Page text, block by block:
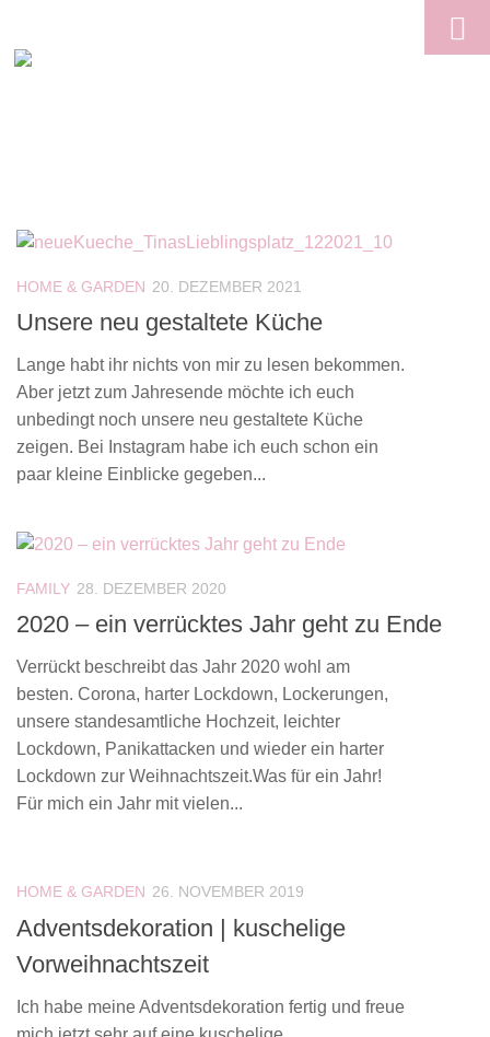
HOME & GARDEN 20. DEZEMBER 2021
Unsere neu gestaltete Küche
Lange habt ihr nichts von mir zu lesen bekommen.
Aber jetzt zum Jahresende möchte ich euch
unbedingt noch unsere neu gestaltete Küche
zeigen. Bei Instagram habe ich euch schon ein
paar kleine Einblicke gegeben...
FAMILY 28. DEZEMBER 2020
2020 – ein verrücktes Jahr geht zu Ende
Verrückt beschreibt das Jahr 2020 wohl am
besten. Corona, harter Lockdown, Lockerungen,
unsere standesamtliche Hochzeit, leichter
Lockdown, Panikattacken und wieder ein harter
Lockdown zur Weihnachtszeit.Was für ein Jahr!
Für mich ein Jahr mit vielen...
HOME & GARDEN 26. NOVEMBER 2019
Adventsdekoration | kuschelige
Vorweihnachtszeit
Ich habe meine Adventsdekoration fertig und freue